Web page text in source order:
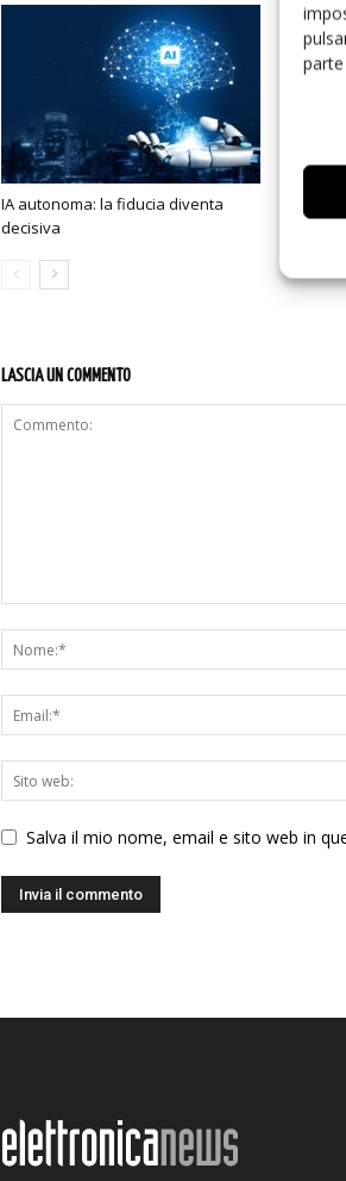
IA autonoma: la fiducia diventa
decisiva
Smart
LASCIA UN COMMENTO
Salva il mio nome, email e sito web in